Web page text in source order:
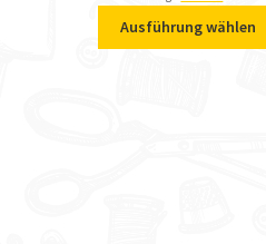
Ausführung wählen